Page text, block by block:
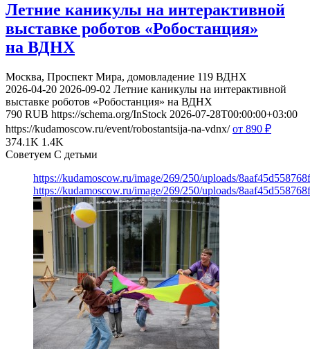
Летние каникулы на интерактивной
выставке роботов «Робостанция»
на ВДНХ
Москва, Проспект Мира, домовладение 119 ВДНХ
2026-04-20 2026-09-02 Летние каникулы на интерактивной
выставке роботов «Робостанция» на ВДНХ
790 RUB https://schema.org/InStock 2026-07-28T00:00:00+03:00
https://kudamoscow.ru/event/robostantsija-na-vdnx/ от 890 ₽
374.1K 1.4K
Советуем С детьми
https://kudamoscow.ru/image/269/250/uploads/
https://kudamoscow.ru/image/269/250/uploads/